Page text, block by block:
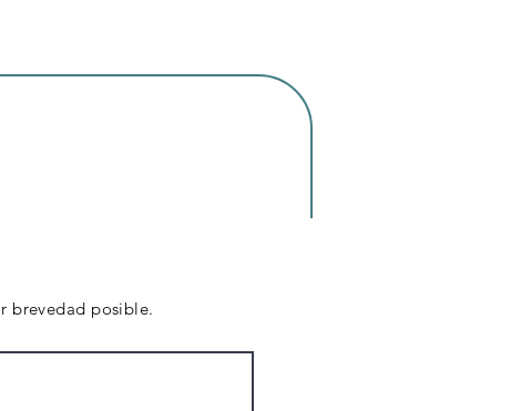
brevedad posible.